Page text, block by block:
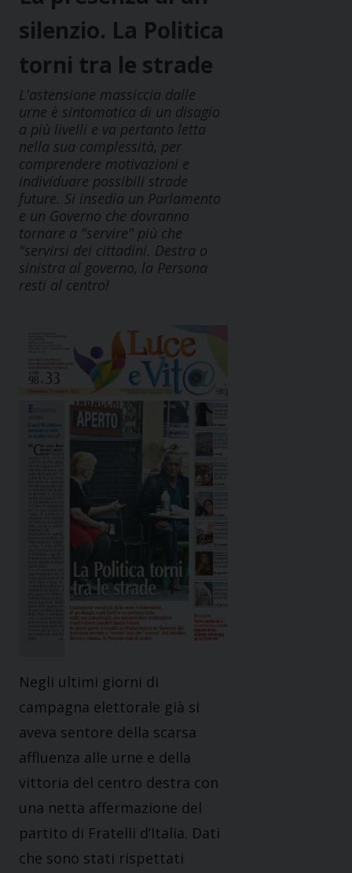
silenzio. La Politica
torni tra le strade
L'astensione massiccia dalle
urne è sintomatica di un disagio
a più livelli e va pertanto letta
nella sua complessità, per
comprendere motivazioni e
individuare possibili strade
future. Si insedia un Parlamento
e un Governo che dovranno
tornare a "servire" più che
"servirsi dei cittadini. Destra o
sinistra al governo, la Persona
resti al centro!
Negli ultimi giorni di
campagna elettorale già si
aveva sentore della scarsa
affluenza alle urne e della
vittoria del centro destra con
una netta affermazione del
partito di Fratelli d’Italia. Dati
che sono stati rispettati